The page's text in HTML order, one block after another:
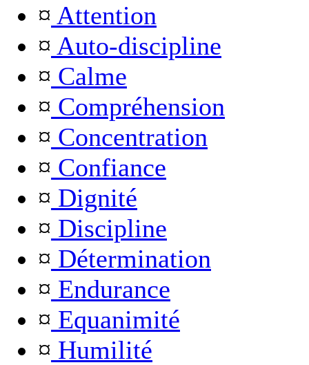
¤ Attention
¤ Auto-discipline
¤ Calme
¤ Compréhension
¤ Concentration
¤ Confiance
¤ Dignité
¤ Discipline
¤ Détermination
¤ Endurance
¤ Equanimité
¤ Humilité